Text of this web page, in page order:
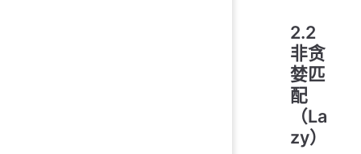
2.2
非贪
婪匹
配
（La
zy）